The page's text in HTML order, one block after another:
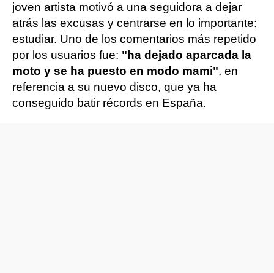
joven artista motivó a una seguidora a dejar
atrás las excusas y centrarse en lo importante:
estudiar. Uno de los comentarios más repetido
por los usuarios fue: "ha dejado aparcada la
moto y se ha puesto en modo mami", en
referencia a su nuevo disco, que ya ha
conseguido batir récords en España.